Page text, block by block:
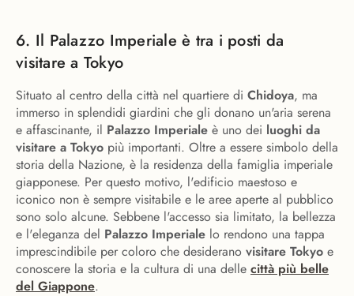
6. Il Palazzo Imperiale è tra i posti da
visitare a Tokyo
Situato al centro della città nel quartiere di Chidoya, ma
immerso in splendidi giardini che gli donano un'aria serena
e affascinante, il Palazzo Imperiale è uno dei luoghi da
visitare a Tokyo più importanti. Oltre a essere simbolo della
storia della Nazione, è la residenza della famiglia imperiale
giapponese. Per questo motivo, l'edificio maestoso e
iconico non è sempre visitabile e le aree aperte al pubblico
sono solo alcune. Sebbene l'accesso sia limitato, la bellezza
e l'eleganza del Palazzo Imperiale lo rendono una tappa
imprescindibile per coloro che desiderano visitare Tokyo e
conoscere la storia e la cultura di una delle città più belle
del Giappone.